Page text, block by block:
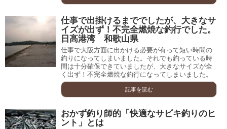
仕事で出掛けるまででしたが、大きなサ
イズが出ず！不完全燃焼な釣行でした。
日高港湾 和歌山県
仕事で大阪方面に出かける必要が有って短い時間の
釣りになってしまいました。それでも釣っている時
間は十分確保できていましたが、大きなサイズが全
く出ず！不完全燃焼な釣行になってしまいました。
記事を読む
おかず釣り師的「快適なサビキ釣りのヒ
ント」とは